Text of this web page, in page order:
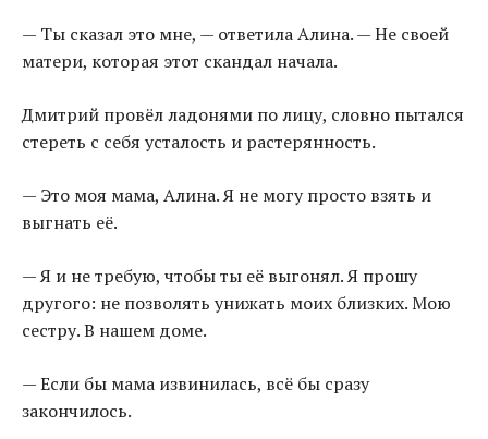
— Ты сказал это мне, — ответила Алина. — Не своей
матери, которая этот скандал начала.
Дмитрий провёл ладонями по лицу, словно пытался
стереть с себя усталость и растерянность.
— Это моя мама, Алина. Я не могу просто взять и
выгнать её.
— Я и не требую, чтобы ты её выгонял. Я прошу
другого: не позволять унижать моих близких. Мою
сестру. В нашем доме.
— Если бы мама извинилась, всё бы сразу
закончилось.